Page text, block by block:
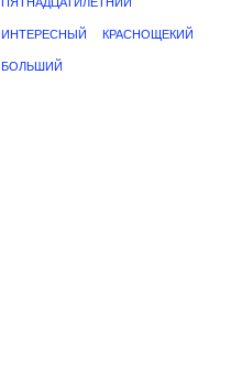
ИНТЕРЕСНЫЙ КРАСНОЩЕКИЙ
БОЛЬШИЙ